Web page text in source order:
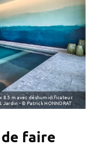
faire
8.5 m avec déshumidificateur
Jardin - © Patrick HONNORAT